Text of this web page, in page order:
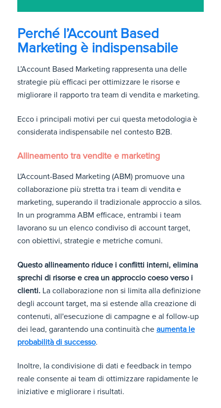
Perché l’Account Based
Marketing è indispensabile
L’Account Based Marketing rappresenta una delle
strategie più efficaci per ottimizzare le risorse e
migliorare il rapporto tra team di vendita e marketing.
Ecco i principali motivi per cui questa metodologia è
considerata indispensabile nel contesto B2B.
Allineamento tra vendite e marketing
L'Account-Based Marketing (ABM) promuove una
collaborazione più stretta tra i team di vendita e
marketing, superando il tradizionale approccio a silos.
In un programma ABM efficace, entrambi i team
lavorano su un elenco condiviso di account target,
con obiettivi, strategie e metriche comuni.
Questo allineamento riduce i conflitti interni, elimina
sprechi di risorse e crea un approccio coeso verso i
clienti. La collaborazione non si limita alla definizione
degli account target, ma si estende alla creazione di
contenuti, all'esecuzione di campagne e al follow-up
dei lead, garantendo una continuità che aumenta le
probabilità di successo.
Inoltre, la condivisione di dati e feedback in tempo
reale consente ai team di ottimizzare rapidamente le
iniziative e migliorare i risultati.